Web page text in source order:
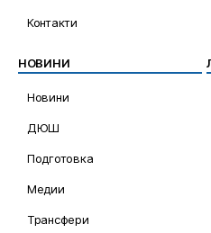
Контакти
НОВИНИ
Новини
ДЮШ
Подготовка
Медии
Трансфери